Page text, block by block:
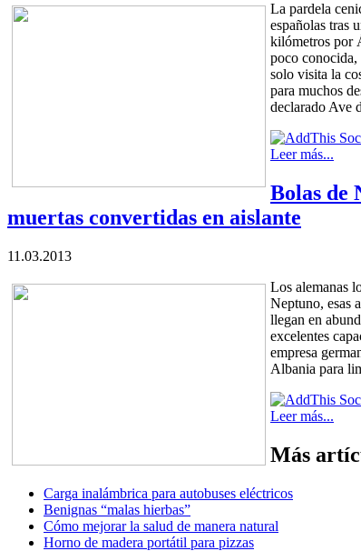
La pardela
españolas tras
kilómetros por
poco conocida,
solo visita la
para muchos
declarado Ave
Leer más...
Bolas de
muertas convertidas en aislante
11.03.2013
Los alemanas
Neptuno, esas
llegan en
excelentes
empresa
Albania para
Leer más...
Más
Carga inalámbrica para autobuses eléctricos
Benignas “malas hierbas”
Cómo mejorar la salud de manera natural
Horno de madera portátil para pizzas